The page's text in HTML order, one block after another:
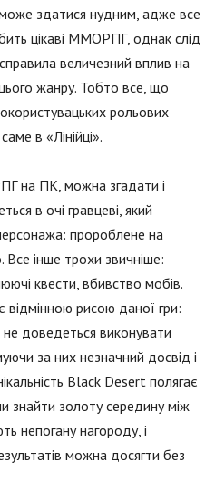
здатися нудним, адже все
цікаві ММОРПГ, однак слід
величезний вплив на
жанру. Тобто все, що
рольових
в «Лінійці».
на ПК, можна згадати і
в очі гравцеві, який
пророблене на
Все інше трохи звичніше:
квести, вбивство мобів.
відмінною рисою даної гри:
не доведеться виконувати
за них незначний досвід і
Black Desert полягає
знайти золоту середину між
непогану нагороду, і
можна досягти без